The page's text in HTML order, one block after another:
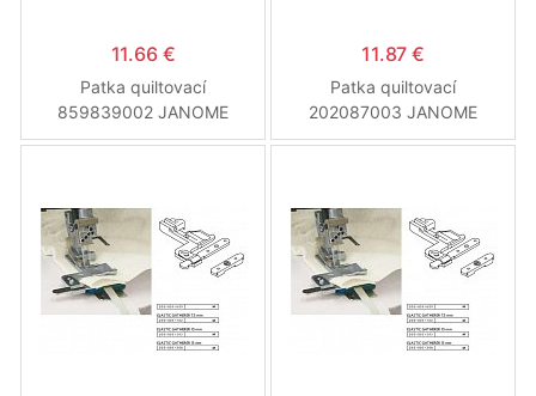
11.66 €
Patka quiltovací
859839002 JANOME
11.87 €
Patka quiltovací
202087003 JANOME